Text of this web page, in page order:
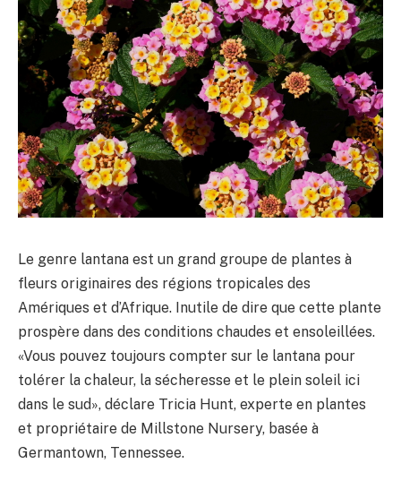
Le genre lantana est un grand groupe de plantes à
fleurs originaires des régions tropicales des
Amériques et d’Afrique. Inutile de dire que cette plante
prospère dans des conditions chaudes et ensoleillées.
«Vous pouvez toujours compter sur le lantana pour
tolérer la chaleur, la sécheresse et le plein soleil ici
dans le sud», déclare Tricia Hunt, experte en plantes
et propriétaire de Millstone Nursery, basée à
Germantown, Tennessee.